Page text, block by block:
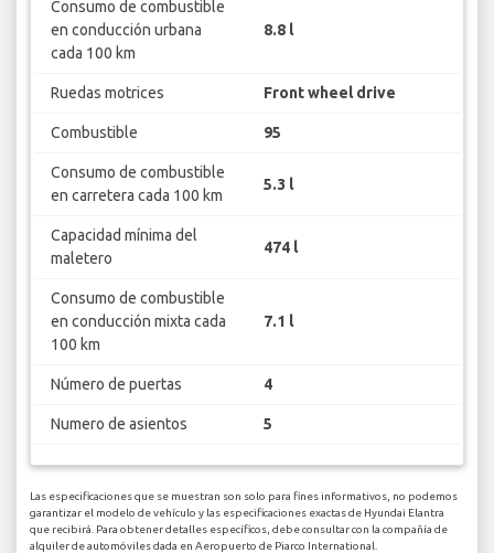
Consumo de combustible
en conducción urbana
cada 100 km
8.8 l
Ruedas motrices Front wheel drive
Combustible 95
Consumo de combustible
en carretera cada 100 km
5.3 l
Capacidad mínima del
maletero
474 l
Consumo de combustible
en conducción mixta cada
100 km
7.1 l
Número de puertas 4
Numero de asientos 5
Las especificaciones que se muestran son solo para fines informativos, no podemos
garantizar el modelo de vehículo y las especificaciones exactas de Hyundai Elantra
que recibirá. Para obtener detalles específicos, debe consultar con la compañía de
alquiler de automóviles dada en Aeropuerto de Piarco International.